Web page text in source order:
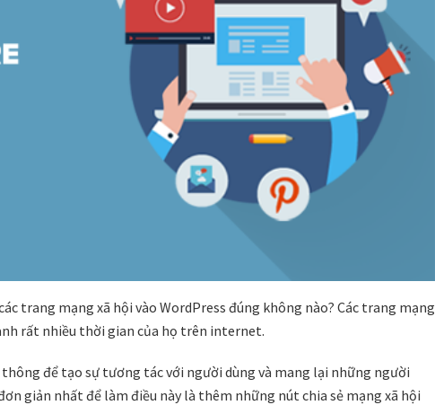
trang mạng xã hội vào WordPress đúng không nào? Các trang mạng
rất nhiều thời gian của họ trên internet.
để tạo sự tương tác với người dùng và mang lại những người
giản nhất để làm điều này là thêm những nút chia sẻ mạng xã hội